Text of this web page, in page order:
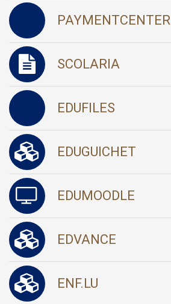
PAYMENTCENTER
SCOLARIA
EDUFILES
EDUGUICHET
EDUMOODLE
EDVANCE
ENF.LU